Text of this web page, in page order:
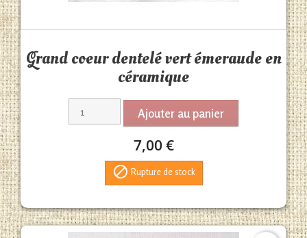
Grand coeur dentelé vert émeraude en
céramique
Ajouter au panier
7,00 €
 Rupture de stock